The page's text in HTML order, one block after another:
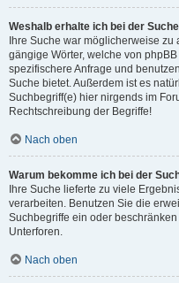
Weshalb erhalte ich bei der
Ihre Suche war möglicherweise
gängige Wörter, welche von
spezifischere Anfrage und
Suche bietet. Außerdem ist es
Suchbegriff(e) hier nirgends im
Rechtschreibung der Begriffe!
Nach oben
Warum bekomme ich bei der
Ihre Suche lieferte zu viele
verarbeiten. Benutzen Sie die
Suchbegriffe ein oder
Unterforen.
Nach oben